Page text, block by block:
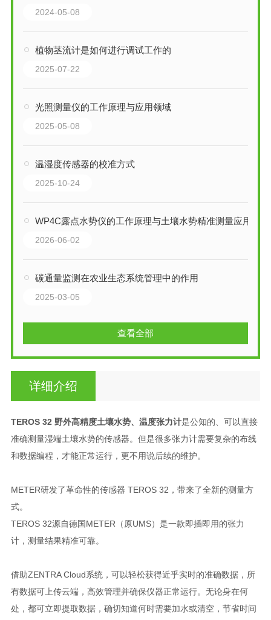
2024-05-08
植物茎流计是如何进行调试工作的
2025-07-22
光照测量仪的工作原理与应用领域
2025-05-08
温湿度传感器的校准方式
2025-10-24
WP4C露点水势仪的工作原理与土壤水势精准测量应用
2026-06-02
碳通量监测在农业生态系统管理中的作用
2025-03-05
查看全部
详细介绍
TEROS 32 野外高精度土壤水势、温度张力计是公知的、可以直接
准确测量湿端土壤水势的传感器。但是很多张力计需要复杂的布线
和数据编程，才能正常运行，更不用说后续的维护。
METER研发了革命性的传感器 TEROS 32，带来了全新的测量方
式。
TEROS 32源自德国METER（原UMS）是一款即插即用的张力
计，测量结果精准可靠。
借助ZENTRA Cloud系统，可以轻松获得近乎实时的准确数据，所
有数据可上传云端，高效管理并确保仪器正常运行。无论身在何
处，都可立即提取数据，确切知道何时需要加水或清空，节省时间